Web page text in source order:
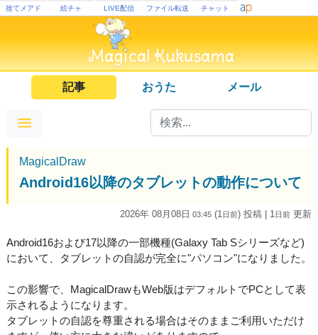
捨てメアド 絵チャ LIVE配信 ファイル転送 チャット
記事 おうた メール
MagicalDraw
Android16以降のタブレットの動作について
2026年 08月08日 03:45 (1 日前) 投稿 | 1 日前 更新
Android16および17以降の一部機種(Galaxy Tab Sシリーズなど)
において、タブレットの自認が完全に"パソコン"になりました。
この影響で、MagicalDrawもWeb版はデフォルトでPCとして表
示されるようになります。
タブレットの自認を尊重される場合はそのままご利用いただけ